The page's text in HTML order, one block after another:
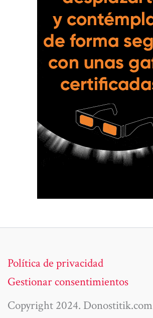
Política de privacidad
Gestionar consentimientos
Copyright 2024. Donostitik.com